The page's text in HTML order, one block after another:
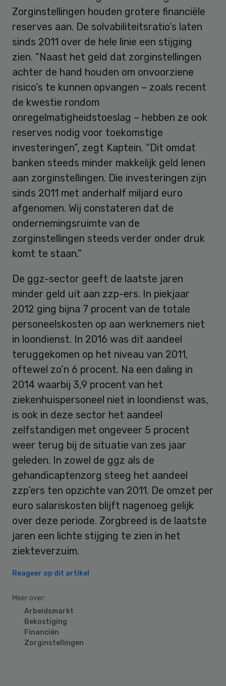
Zorginstellingen houden grotere financiële
reserves aan. De solvabiliteitsratio’s laten
sinds 2011 over de hele linie een stijging
zien. “Naast het geld dat zorginstellingen
achter de hand houden om onvoorziene
risico’s te kunnen opvangen – zoals recent
de kwestie rondom
onregelmatigheidstoeslag – hebben ze ook
reserves nodig voor toekomstige
investeringen”, zegt Kaptein. “Dit omdat
banken steeds minder makkelijk geld lenen
aan zorginstellingen. Die investeringen zijn
sinds 2011 met anderhalf miljard euro
afgenomen. Wij constateren dat de
ondernemingsruimte van de
zorginstellingen steeds verder onder druk
komt te staan.”
De ggz-sector geeft de laatste jaren
minder geld uit aan zzp-ers. In piekjaar
2012 ging bijna 7 procent van de totale
personeelskosten op aan werknemers niet
in loondienst. In 2016 was dit aandeel
teruggekomen op het niveau van 2011,
oftewel zo’n 6 procent. Na een daling in
2014 waarbij 3,9 procent van het
ziekenhuispersoneel niet in loondienst was,
is ook in deze sector het aandeel
zelfstandigen met ongeveer 5 procent
weer terug bij de situatie van zes jaar
geleden. In zowel de ggz als de
gehandicaptenzorg steeg het aandeel
zzp’ers ten opzichte van 2011. De omzet per
euro salariskosten blijft nagenoeg gelijk
over deze periode. Zorgbreed is de laatste
jaren een lichte stijging te zien in het
ziekteverzuim.
Reageer op dit artikel
Meer over:
Arbeidsmarkt
Bekostiging
Financiën
Zorginstellingen